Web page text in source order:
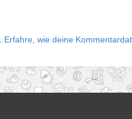
Erfahre, wie deine